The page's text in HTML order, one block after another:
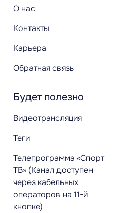
О нас
Контакты
Карьера
Обратная связь
Будет полезно
Видеотрансляция
Теги
Телепрограмма «Спорт
ТВ» (Канал доступен
через кабельных
операторов на 11-й
кнопке)